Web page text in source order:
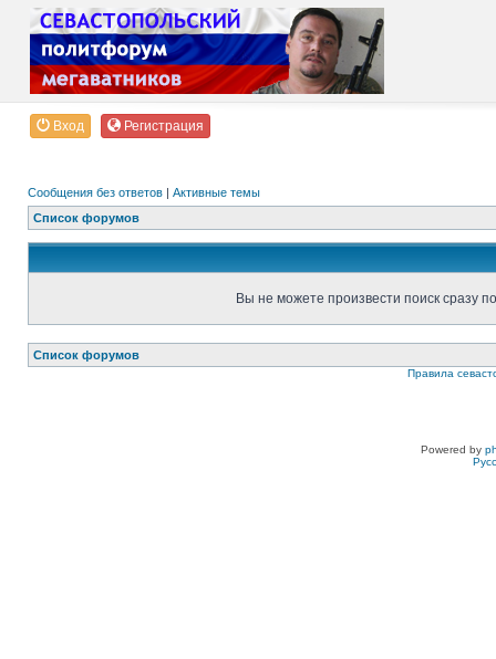
Вход Регистрация
Сообщения без ответов | Активные темы
Список форумов
Вы не можете произвести поиск сразу
Список форумов
Правила
Powered by